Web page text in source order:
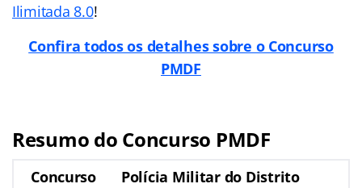
Ilimitada 8.0!
Confira todos os detalhes sobre o Concurso
PMDF
Resumo do Concurso PMDF
Concurso
Polícia Militar do Distrito